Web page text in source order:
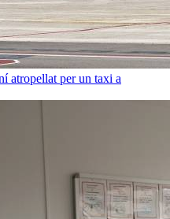
atropellat per un taxi a